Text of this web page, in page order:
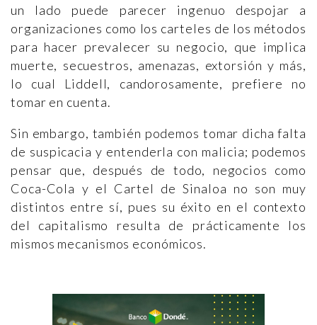
un lado puede parecer ingenuo despojar a
organizaciones como los carteles de los métodos
para hacer prevalecer su negocio, que implica
muerte, secuestros, amenazas, extorsión y más,
lo cual Liddell, candorosamente, prefiere no
tomar en cuenta.
Sin embargo, también podemos tomar dicha falta
de suspicacia y entenderla con malicia; podemos
pensar que, después de todo, negocios como
Coca-Cola y el Cartel de Sinaloa no son muy
distintos entre sí, pues su éxito en el contexto
del capitalismo resulta de prácticamente los
mismos mecanismos económicos.